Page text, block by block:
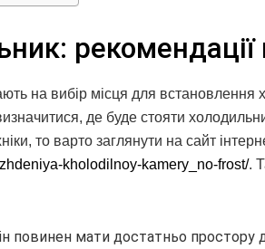
рекомендації
на вибір місця для
де буде стояти
то варто заглянути на сайт
kholodilnoy-kamery_no-frost/.
мати достатньо простору